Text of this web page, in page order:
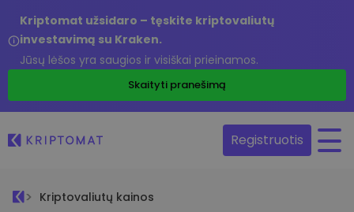
Kriptomat užsidaro – tęskite kriptovaliutų
investavimą su Kraken.
Jūsų lėšos yra saugios ir visiškai prieinamos.
Skaityti pranešimą
Registruotis
Kriptovaliutų kainos